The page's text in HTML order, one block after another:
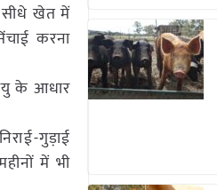
सीधे खेत में
करना
के आधार
गुड़ाई
में भी